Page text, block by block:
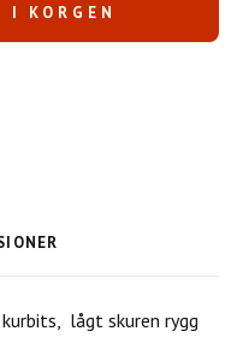
I KORGEN
lågt skuren rygg